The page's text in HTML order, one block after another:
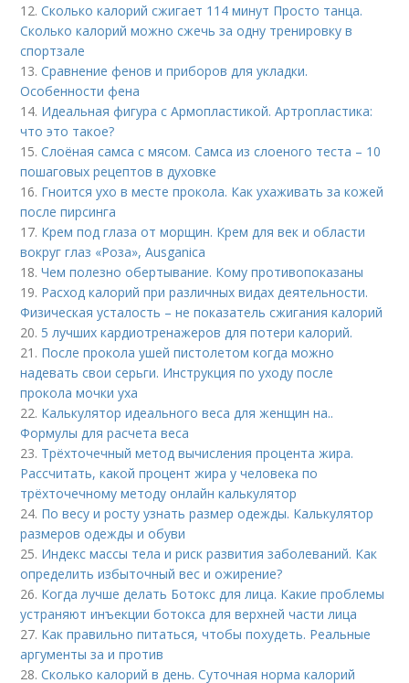
12.Сколько калорий сжигает 114 минут Просто танца.
Сколько калорий можно сжечь за одну тренировку в
спортзале
13.Сравнение фенов и приборов для укладки.
Особенности фена
14. Идеальная фигура с Армопластикой. Артропластика:
что это такое?
15.Слоёная самса с мясом. Самса из слоеного теста – 10
пошаговых рецептов в духовке
16. Гноится ухо в месте прокола. Как ухаживать за кожей
после пирсинга
17. Крем под глаза от морщин. Крем для век и области
вокруг глаз «Роза», Ausganica
18.Чем полезно обертывание. Кому противопоказаны
19. Расход калорий при различных видах деятельности.
Физическая усталость – не показатель сжигания калорий
20. 5 лучших кардиотренажеров для потери калорий.
21. После прокола ушей пистолетом когда можно
надевать свои серьги. Инструкция по уходу после
прокола мочки уха
22. Калькулятор идеального веса для женщин на..
Формулы для расчета веса
23. Трёхточечный метод вычисления процента жира.
Рассчитать, какой процент жира у человека по
трёхточечному методу онлайн калькулятор
24. По весу и росту узнать размер одежды. Калькулятор
размеров одежды и обуви
25. Индекс массы тела и риск развития заболеваний. Как
определить избыточный вес и ожирение?
26. Когда лучше делать Ботокс для лица. Какие проблемы
устраняют инъекции ботокса для верхней части лица
27. Как правильно питаться, чтобы похудеть. Реальные
аргументы за и против
28.Сколько калорий в день. Суточная норма калорий